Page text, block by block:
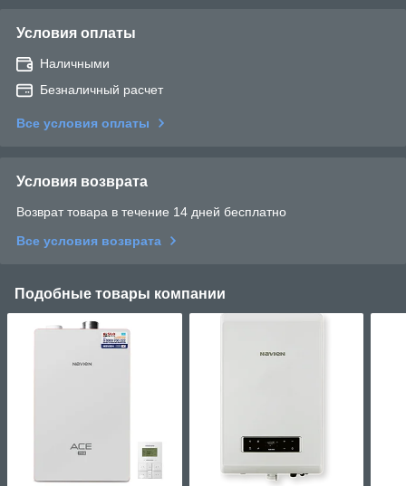
Условия оплаты
Наличными
Безналичный расчет
Все условия оплаты
Условия возврата
Возврат товара в течение 14 дней бесплатно
Все условия возврата
Подобные товары компании